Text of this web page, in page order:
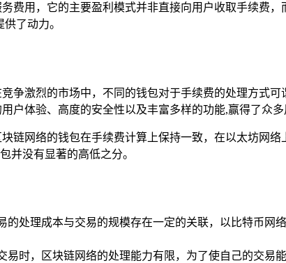
费用，它的主要盈利模式并非直接向用户收取手续费
了动力。
争激烈的市场中，不同的钱包对于手续费的处理方式
户体验、高度的安全性以及丰富多样的功能,赢得了众多
链网络的钱包在手续费计算上保持一致，在以太坊网
并没有显著的高低之分。
处理成本与交易的规模存在一定的关联，以比特币网
时，区块链网络的处理能力有限，为了使自己的交易